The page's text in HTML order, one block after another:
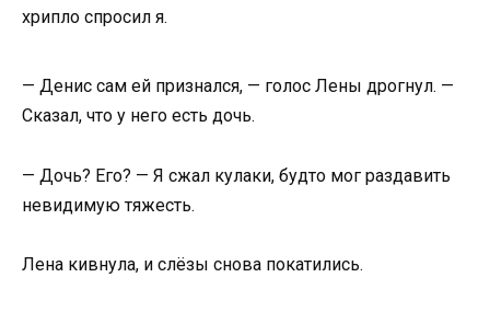
хрипло спросил я.
— Денис сам ей признался, — голос Лены дрогнул. —
Сказал, что у него есть дочь.
— Дочь? Его? — Я сжал кулаки, будто мог раздавить
невидимую тяжесть.
Лена кивнула, и слёзы снова покатились.